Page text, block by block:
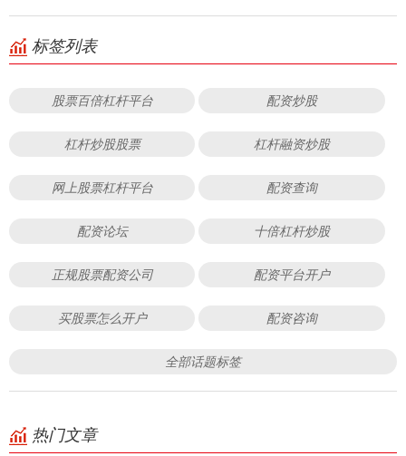
标签列表
股票百倍杠杆平台 配资炒股
杠杆炒股股票 杠杆融资炒股
网上股票杠杆平台 配资查询
配资论坛 十倍杠杆炒股
正规股票配资公司 配资平台开户
买股票怎么开户 配资咨询
全部话题标签
热门文章